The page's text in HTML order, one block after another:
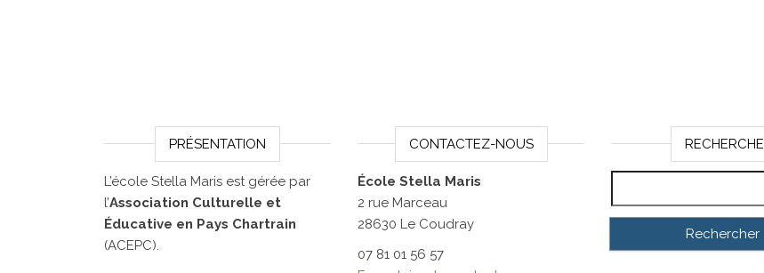
PRÉSENTATION
L’école Stella Maris est gérée par
l’Association Culturelle et
Éducative en Pays Chartrain
(ACEPC).
CONTACTEZ-NOUS
École Stella Maris
2 rue Marceau
28630 Le Coudray
07 81 01 56 57
RECHERCHE